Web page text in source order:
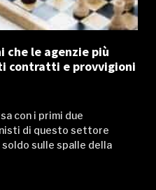
che le agenzie più
contratti e provvigioni
con i primi due
di questo settore
sulle spalle della